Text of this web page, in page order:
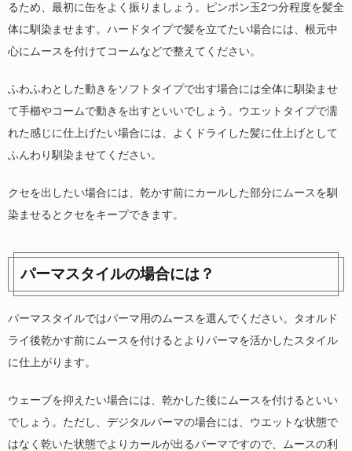
るため、最初に缶をよく振りましょう。ピンポン玉2つ分程度を髪全
体に馴染ませます。ハードタイプで髪を立てたい場合には、根元中
心にムースを付けてコームなどで整えてください。
ふわふわとした動きをソフトタイプで出す場合には全体に馴染ませ
て手櫛やコームで動きを出すといいでしょう。ウエットタイプで濡
れた感じに仕上げたい場合には、よくドライした髪に仕上げとして
ふんわり馴染ませてください。
クセを出したい場合には、乾かす前にカールした部分にムースを馴
染ませるとクセをキープできます。
パーマスタイルの場合には？
パーマスタイルではパーマ用のムースを選んでください。タオルド
ライ後乾かす前にムースを付けるとよりパーマを活かしたスタイル
に仕上がります。
ウェーブを抑えたい場合には、乾かした後にムースを付けるといい
でしょう。ただし、デジタルパーマの場合には、ウエットな状態で
はなく乾いた状態でよりカールが出るパーマですので、ムースの利